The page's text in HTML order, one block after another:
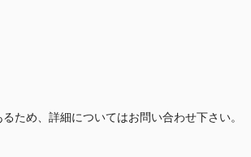
ため、詳細についてはお問い合わせ下さい。